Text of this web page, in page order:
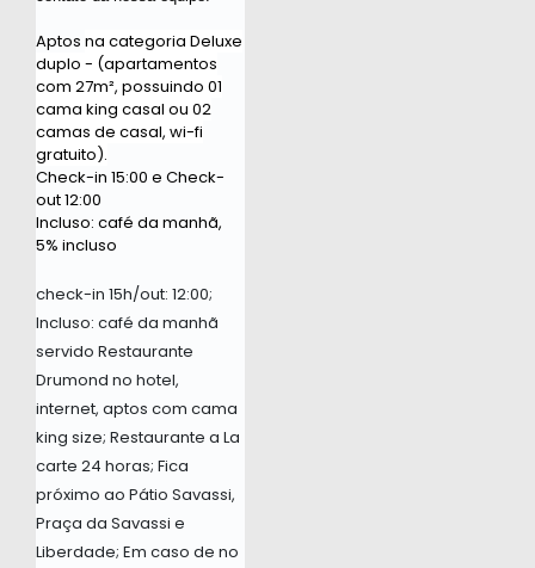
Aptos na categoria Deluxe
duplo - (apartamentos
com 27m², possuindo 01
cama king casal ou 02
camas de casal, wi-fi
gratuito).
Check-in 15:00 e Check-
out 12:00
Incluso: café da manhã,
5% incluso
check-in 15h/out: 12:00;
Incluso: café da manhã
servido Restaurante
Drumond no hotel,
internet, aptos com cama
king size; Restaurante a La
carte 24 horas; Fica
próximo ao Pátio Savassi,
Praça da Savassi e
Liberdade; Em caso de no